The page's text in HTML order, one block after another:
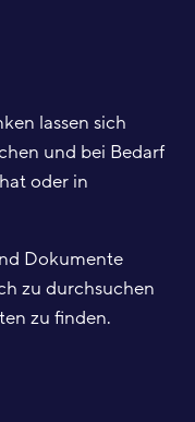
lassen sich
und bei Bedarf
oder in
Dokumente
zu durchsuchen
zu finden.